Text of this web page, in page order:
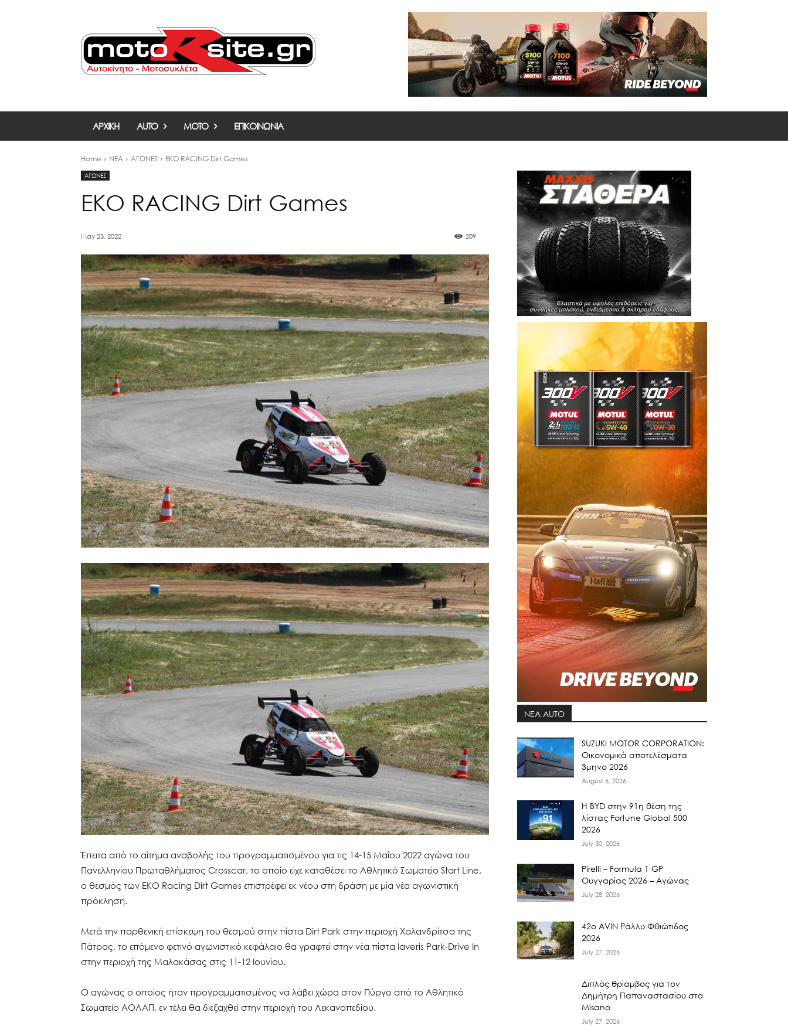
ΑΡΧΙΚΗ AUTO MOTO ΕΠΙΚΟΙΝΩΝΙΑ
Home ΝΕΑ ΑΓΩΝΕΣ EKO RACING Dirt Games
ΑΓΩΝΕΣ
EKO RACING Dirt Games
May 23, 2022 209
Έπειτα από τo αίτημα αναβολής του προγραμματισμένου για τις 14-15 Μαΐου 2022 αγώνα του
Πανελληνίου Πρωταθλήματος Crosscar, το οποίο είχε καταθέσει το Αθλητικό Σωματείο Start Line,
o θεσμός των EKO Racing Dirt Games επιστρέφει εκ νέου στη δράση με μία νέα αγωνιστική
πρόκληση.
Μετά την παρθενική επίσκεψη του θεσμού στην πίστα Dirt Park στην περιοχή Χαλανδρίτσα της
Πάτρας, το επόμενο φετινό αγωνιστικό κεφάλαιο θα γραφτεί στην νέα πίστα Iaveris Park-Drive In
στην περιοχή της Μαλακάσας στις 11-12 Ιουνίου.
Ο αγώνας ο οποίος ήταν προγραμματισμένος να λάβει χώρα στον Πύργο από το Αθλητικό
Σωματείο ΑΟΛΑΠ, εν τέλει θα διεξαχθεί στην περιοχή του Λεκανοπεδίου.
ΝΕΑ AUTO
SUZUKI MOTOR CORPORATION:
Οικονομικά αποτελέσματα
3μηνο 2026
August 6, 2026
Η BYD στην 91η θέση της
λίστας Fortune Global 500
2026
July 30, 2026
Pirelli – Formula 1 GP
Ουγγαρίας 2026 – Αγώνας
July 28, 2026
42ο AVIN Ράλλυ Φθιώτιδος
2026
July 27, 2026
Διπλός θρίαμβος για τον
Δημήτρη Παπαναστασίου στο
Misano
July 27, 2026